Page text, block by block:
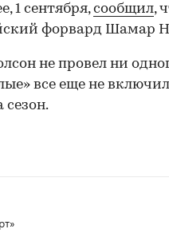
1 сентября,сообщил,
форвард Шамар
не провел ни
все еще не
сезон.